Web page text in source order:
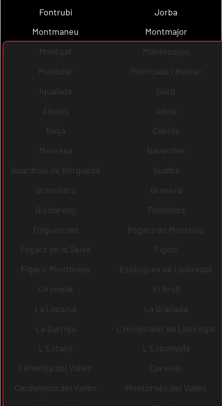
Fontrubí
Jorba
Montmaneu
Montmajor
Montgat
Montesquiu
Montclar
Montcada i Reixac
Igualada
Gurb
Alpens
Alella
Bagà
Cabrils
Manresa
Navarcles
Guardiola de Berguedà
Gualba
Granollers
Granera
Gisclareny
Fonollosa
Folgueroles
Fogars de Montclús
Fogars de la Selva
Fígols
Figaró-Montmany
Esplugues de Llobregat
Gironella
El Brull
La Llacuna
La Granada
La Garriga
L´Hospitalet de Llobregat
L´Estany
L´Espunyola
l´Ametlla del Vallès
Cervelló
Cerdanyola del Vallès
Montornès del Vallès